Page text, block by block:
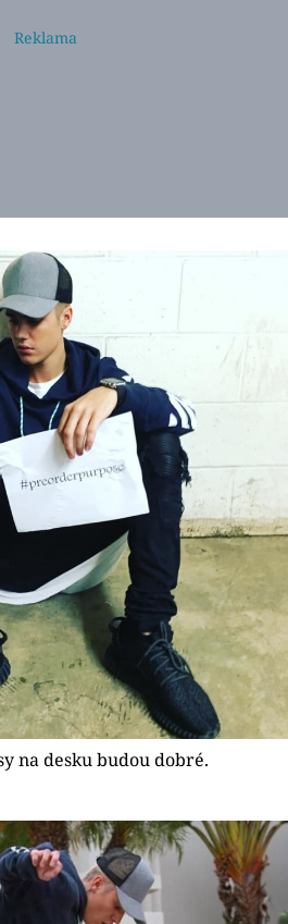
na desku budou dobré.